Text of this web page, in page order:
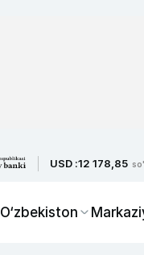
USD :12 178,85
O‘zbekiston